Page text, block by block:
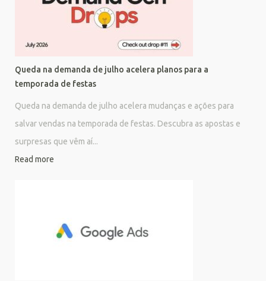
Queda na demanda de julho acelera planos para a
temporada de festas
Queda na demanda de julho acelera mudanças e ações para
salvar vendas na temporada de festas. Descubra as apostas e
surpresas que vêm aí...
Read more